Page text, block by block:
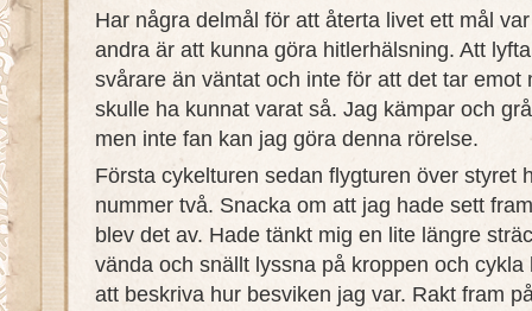
Har några delmål för att återta livet ett mål
andra är att kunna göra hitlerhälsning. Att
svårare än väntat och inte för att det tar emot
skulle ha kunnat varat så. Jag kämpar och
men inte fan kan jag göra denna rörelse.
Första cykelturen sedan flygturen över styret
nummer två. Snacka om att jag hade sett
blev det av. Hade tänkt mig en lite längre
vända och snällt lyssna på kroppen och
att beskriva hur besviken jag var. Rakt fram